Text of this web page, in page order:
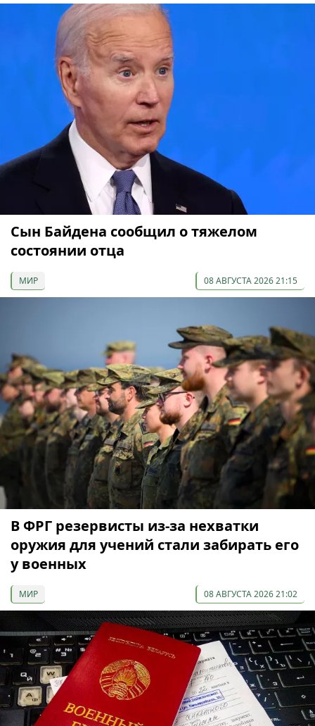
Сын Байдена сообщил о тяжелом
состоянии отца
МИР 08 АВГУСТА 2026 21:15
В ФРГ резервисты из-за нехватки
оружия для учений стали забирать его
у военных
МИР 08 АВГУСТА 2026 21:02